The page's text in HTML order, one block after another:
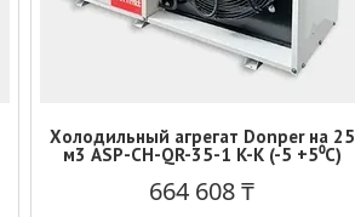
Холодильный агрегат Donper на 25
м3 ASP-СH-QR-35-1 K-K (-5 +5⁰С)
664 608 ₸